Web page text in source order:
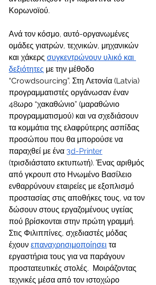
Κορωνοϊού.
Ανά τον κόσμο, αυτό-οργανωμένες
ομάδες γιατρών, τεχνικών, μηχανικών
και χάκερς συγκεντρώνουν υλικό και
δεξιότητες με την μέθοδο
“Crowdsourcing”. Στη Λετονία (Latvia)
προγραμματιστές οργάνωσαν έναν
48ωρο “χακαθώνιο” (μαραθώνιο
προγραμματισμού) και να σχεδιάσουν
τα κομμάτια της ελαφρύτερης ασπίδας
προσώπου που θα μπορούσε να
παραχθεί με ένα 3d-Printer
(τρισδιάστατο εκτυπωτή). Ένας αριθμός
από γκρουπ στο Ηνωμένο Βασίλειο
ενθαρρύνουν εταιρείες με εξοπλισμό
προστασίας στις αποθήκες τους, να τον
δώσουν στους εργαζομένους υγείας
πού βρίσκονται στην πρώτη γραμμή.
Στις Φιλιππίνες, σχεδιαστές μόδας
έχουν επαναχρησιμοποίησει τα
εργαστήρια τους για να παράγουν
προστατευτικές στολές.  Μοιράζοντας
τεχνικές μέσα από τον ιστοχώρο